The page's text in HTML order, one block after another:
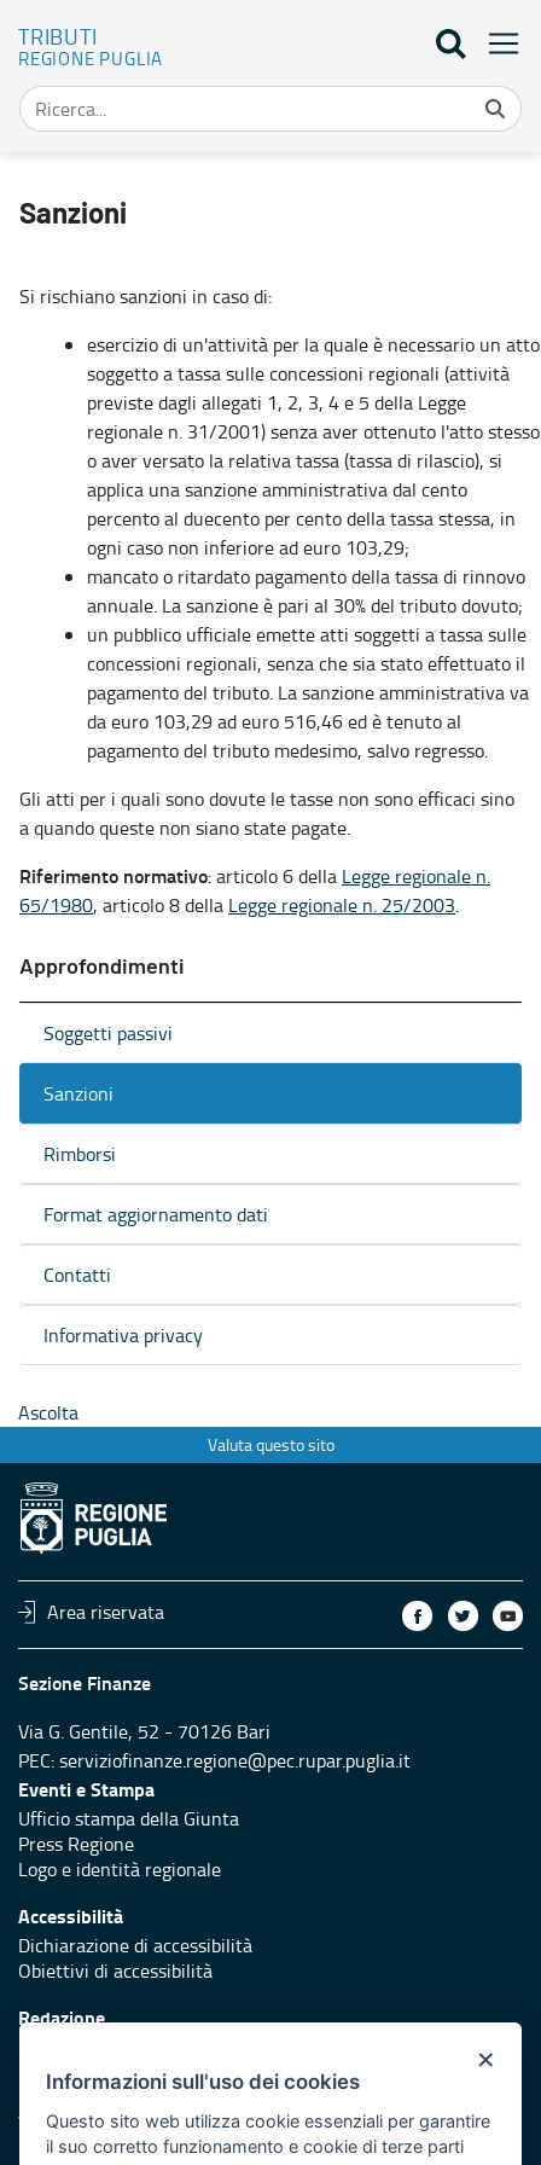
TRIBUTI
REGIONE PUGLIA
Sanzioni
Si rischiano sanzioni in caso di:
esercizio di un'attività per la quale è necessario un atto
soggetto a tassa sulle concessioni regionali (attività
previste dagli allegati 1, 2, 3, 4 e 5 della Legge
regionale n. 31/2001) senza aver ottenuto l'atto stesso
o aver versato la relativa tassa (tassa di rilascio), si
applica una sanzione amministrativa dal cento
percento al duecento per cento della tassa stessa, in
ogni caso non inferiore ad euro 103,29;
mancato o ritardato pagamento della tassa di rinnovo
annuale. La sanzione è pari al 30% del tributo dovuto;
un pubblico ufficiale emette atti soggetti a tassa sulle
concessioni regionali, senza che sia stato effettuato il
pagamento del tributo. La sanzione amministrativa va
da euro 103,29 ad euro 516,46 ed è tenuto al
pagamento del tributo medesimo, salvo regresso.
Gli atti per i quali sono dovute le tasse non sono efficaci sino
a quando queste non siano state pagate.
Riferimento normativo: articolo 6 della Legge regionale n.
65/1980, articolo 8 della Legge regionale n. 25/2003.
Approfondimenti
Soggetti passivi
Sanzioni
Rimborsi
Format aggiornamento dati
Contatti
Informativa privacy
Ascolta
Valuta questo sito
Area riservata
Sezione Finanze
Via G. Gentile, 52 - 70126 Bari
PEC:serviziofinanze.regione@pec.rupar.puglia.it
Eventi e Stampa
Ufficio stampa della Giunta
Press Regione
Logo e identità regionale
Accessibilità
Dichiarazione di accessibilità
Obiettivi di accessibilità
Redazione
Protezione civile
Vai al sito di Protezione Civile Puglia
×
Informazioni sull'uso dei cookies
Questo sito web utilizza cookie essenziali per garantire
il suo corretto funzionamento e cookie di terze parti